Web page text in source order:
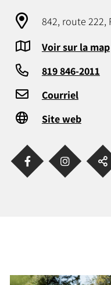
842, route 222,
Voir sur la map
819 846-2011
Courriel
Site web